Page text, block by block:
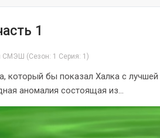
1
СМЭШ (Сезон: 1 Серия: 1)
который бы показал Халка с
аномалия состоящая из...